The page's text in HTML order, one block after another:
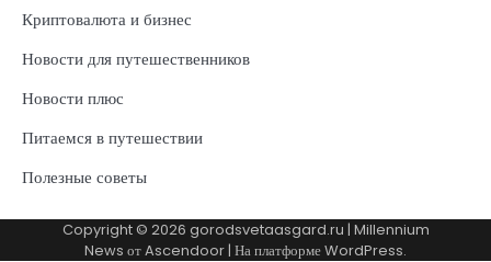
Криптовалюта и бизнес
Новости для путешественников
Новости плюс
Питаемся в путешествии
Полезные советы
Copyright © 2026 gorodsvetaasgard.ru | Millennium
News отAscendoor| На платформеWordPress.